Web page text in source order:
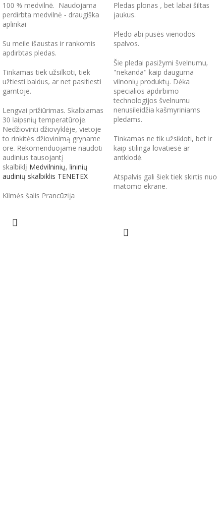
100 % medvilnė. Naudojama
perdirbta medvilnė - draugiška
aplinkai
Su meile išaustas ir rankomis
apdirbtas pledas.
Tinkamas tiek užsilkoti, tiek
užtiesti baldus, ar net pasitiesti
gamtoje.
Lengvai prižiūrimas. Skalbiamas
30 laipsnių temperatūroje.
Nedžiovinti džiovyklėje, vietoje
to rinkitės džiovinimą gryname
ore. Rekomenduojame naudoti
audinius tausojantį
skalbiklį Medvilninių, lininių
audinių skalbiklis TENETEX
Kilmės šalis Prancūzija
Pledas plonas , bet labai šiltas
jaukus.
Pledo abi pusės vienodos
spalvos.
Šie pledai pasižymi švelnumu,
"nekanda" kaip dauguma
vilnonių produktų. Dėka
specialios apdirbimo
technologijos švelnumu
nenusileidžia kašmyriniams
pledams.
Tinkamas ne tik užsikloti, bet ir
kaip stilinga lovatiesė ar
antklodė.
Atspalvis gali šiek tiek skirtis nuo
matomo ekrane.